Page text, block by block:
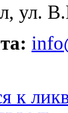
ул.